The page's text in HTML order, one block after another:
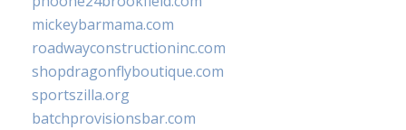
mickeybarmama.com
roadwayconstructioninc.com
shopdragonflyboutique.com
sportszilla.org
batchprovisionsbar.com